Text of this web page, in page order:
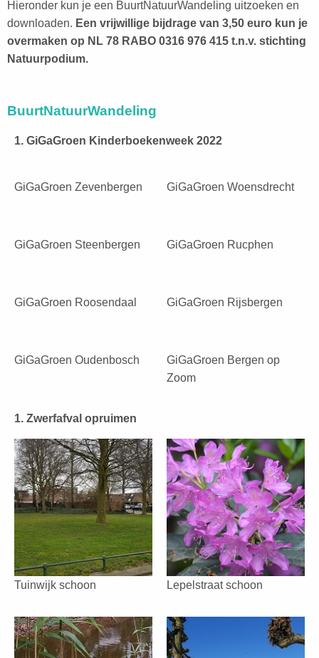
Hieronder kun je een BuurtNatuurWandeling uitzoeken en
downloaden. Een vrijwillige bijdrage van 3,50 euro kun je
overmaken op NL 78 RABO 0316 976 415 t.n.v. stichting
Natuurpodium.
BuurtNatuurWandeling
1. GiGaGroen Kinderboekenweek 2022
GiGaGroen Zevenbergen GiGaGroen Woensdrecht
GiGaGroen Steenbergen GiGaGroen Rucphen
GiGaGroen Roosendaal GiGaGroen Rijsbergen
GiGaGroen Oudenbosch
GiGaGroen Bergen op
Zoom
1. Zwerfafval opruimen
Tuinwijk schoon Lepelstraat schoon